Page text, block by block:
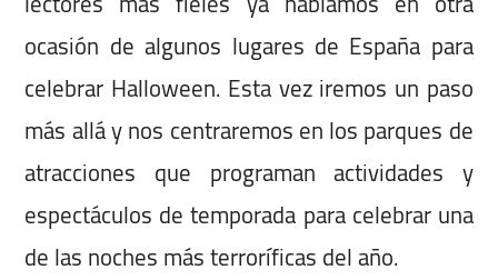
ocasión de algunos lugares de España para
celebrar Halloween. Esta vez iremos un paso
más allá y nos centraremos en los parques de
atracciones que programan actividades y
espectáculos de temporada para celebrar una
de las noches más terroríficas del año.